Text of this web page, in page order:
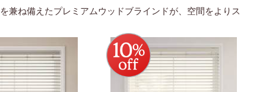
兼ね備えたプレミアムウッドブライ ンドが、空間をよりス